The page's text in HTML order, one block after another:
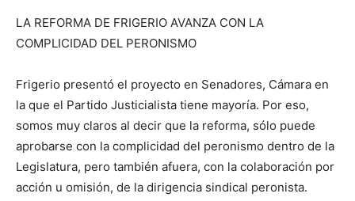
LA REFORMA DE FRIGERIO AVANZA CON LA
COMPLICIDAD DEL PERONISMO
Frigerio presentó el proyecto en Senadores, Cámara en
la que el Partido Justicialista tiene mayoría. Por eso,
somos muy claros al decir que la reforma, sólo puede
aprobarse con la complicidad del peronismo dentro de la
Legislatura, pero también afuera, con la colaboración por
acción u omisión, de la dirigencia sindical peronista.